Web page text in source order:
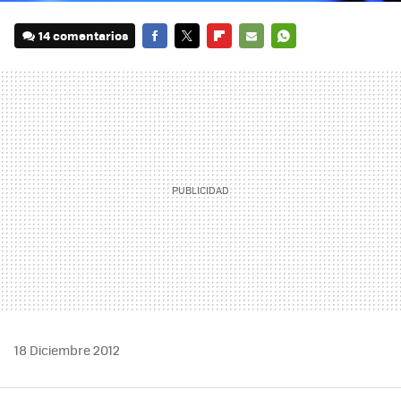
14 comentarios
MAIL
18 Diciembre 2012